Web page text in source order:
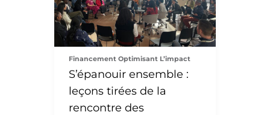
Financement Optimisant L’impact
S’épanouir ensemble :
leçons tirées de la
rencontre des